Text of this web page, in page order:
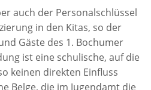
auch der Personalschlüssel
in den Kitas, so der
Gäste des 1. Bochumer
ist eine schulische, auf die
keinen direkten Einfluss
Belge, die im Jugendamt die